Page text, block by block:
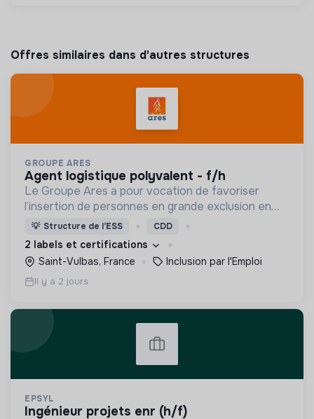
Offres similaires dans d'autres structures
GROUPE ARES
agent logistique polyvalent - f/h
Le Groupe Ares a pour vocation de favoriser
l’insertion de personnes en grande exclusion en
leur offrant un travail et un accompagnement
social adaptés.
💡 Structure de l’ESS CDD
2 labels et certifications
Saint-Vulbas, France
Inclusion par l'Emploi
Il y a 2 jours
EPSYL
ingénieur projets enr (h/f)